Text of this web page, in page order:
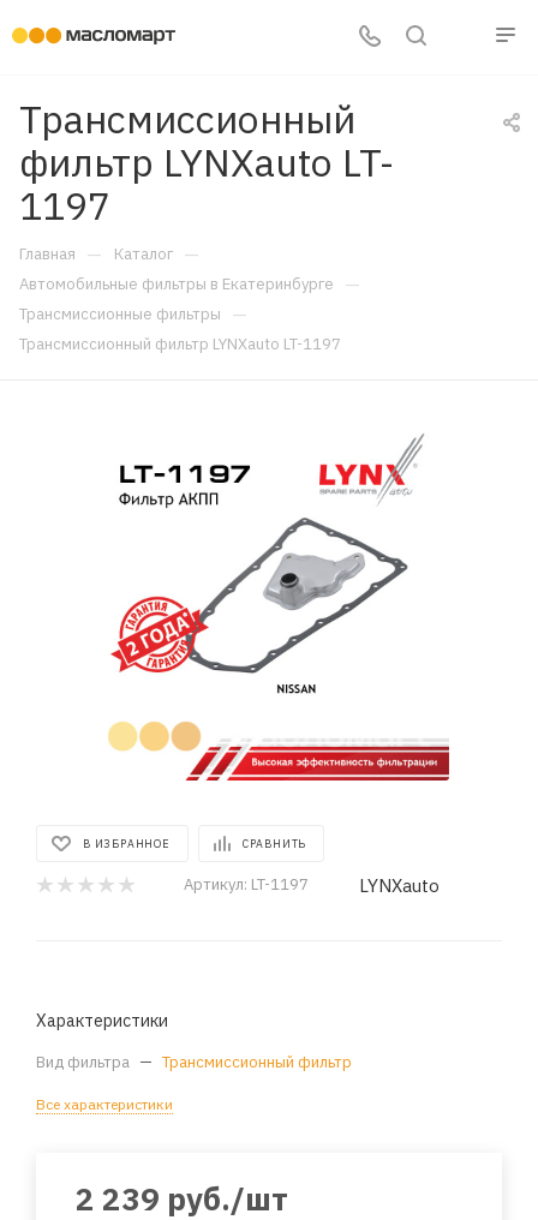
Трансмиссионный
фильтр LYNXauto LT-
1197
Главная — Каталог —
Автомобильные фильтры в Екатеринбурге —
Трансмиссионные фильтры —
Трансмиссионный фильтр LYNXauto LT-1197
В ИЗБРАННОЕ СРАВНИТЬ
Артикул: LT-1197 LYNXauto
Характеристики
Вид фильтра — Трансмиссионный фильтр
Все характеристики
2 239 руб./шт